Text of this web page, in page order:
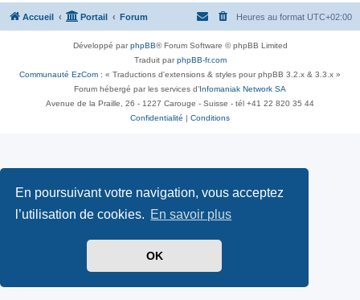
En poursuivant votre navigation, vous acceptez
l’utilisation de cookies. En savoir plus
OK
Accueil Portail Forum Heures au format UTC+02:00
Développé parphpBB® Forum Software © phpBB Limited
Traduit parphpBB-fr.com
Communauté EzCom : « Traductions d'extensions & styles pour phpBB 3.2.x & 3.3.x »
Forum hébergé par les services d’ Infomaniak Network SA
Avenue de la Praille, 26 - 1227 Carouge - Suisse - tél +41 22 820 35 44
Confidentialité
Conditions